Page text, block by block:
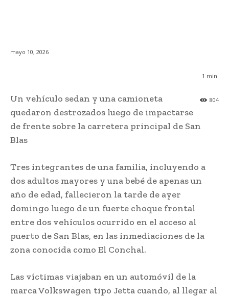
mayo 10, 2026
1 min.
804
Un vehículo sedan y una camioneta
quedaron destrozados luego de impactarse
de frente sobre la carretera principal de San
Blas
Tres integrantes de una familia, incluyendo a
dos adultos mayores y una bebé de apenas un
año de edad, fallecieron la tarde de ayer
domingo luego de un fuerte choque frontal
entre dos vehículos ocurrido en el acceso al
puerto de San Blas, en las inmediaciones de la
zona conocida como El Conchal.
Las víctimas viajaban en un automóvil de la
marca Volkswagen tipo Jetta cuando, al llegar al